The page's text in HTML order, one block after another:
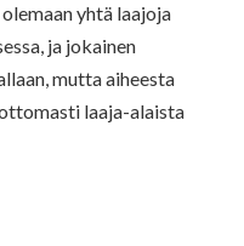
yhtä laajoja
ja jokainen
mutta aiheesta
laaja-alaista